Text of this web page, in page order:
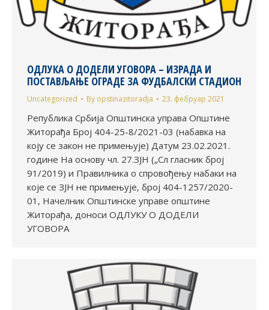
ОДЛУКА О ДОДЕЛИ УГОВОРА – ИЗРАДА И
ПОСТАВЉАЊЕ ОГРАДЕ ЗА ФУДБАЛСКИ СТАДИОН
Uncategorized By opstinazitoradja 23. фебруар 2021
Република Србија Општинска управа Општине
Житорађа Број 404-25-8/2021-03 (набавка на
коју се закон не примењује) Датум 23.02.2021.
године На основу чл. 27.ЗЈН („Сл гласник број
91/2019) и Правилника о спровођењу набаки на
које се ЗЈН не примењује, број 404-1257/2020-
01, Начелник Општинске управе општине
Житорађа, доноси ОДЛУКУ О ДОДЕЛИ
УГОВОРА